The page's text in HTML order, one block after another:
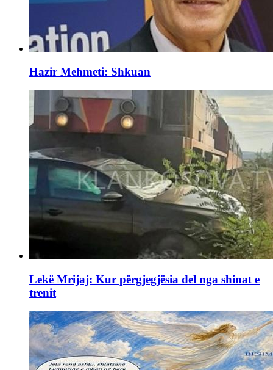
Hazir Mehmeti: Shkuan
Lekë Mrijaj: Kur përgjegjësia del nga shinat e
trenit